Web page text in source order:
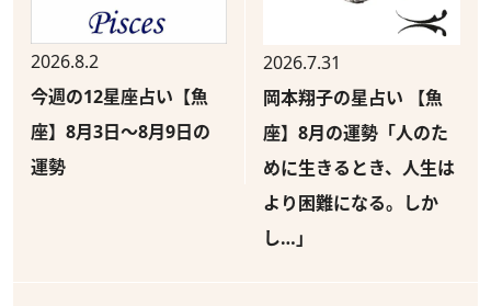
2026.8.2
今週の12星座占い【魚
座】8月3日～8月9日の
運勢
2026.7.31
岡本翔子の星占い 【魚
座】8月の運勢「人のた
めに生きるとき、人生は
より困難になる。しか
し…」